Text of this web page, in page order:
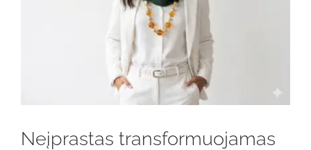
Neįprastas transformuojamas